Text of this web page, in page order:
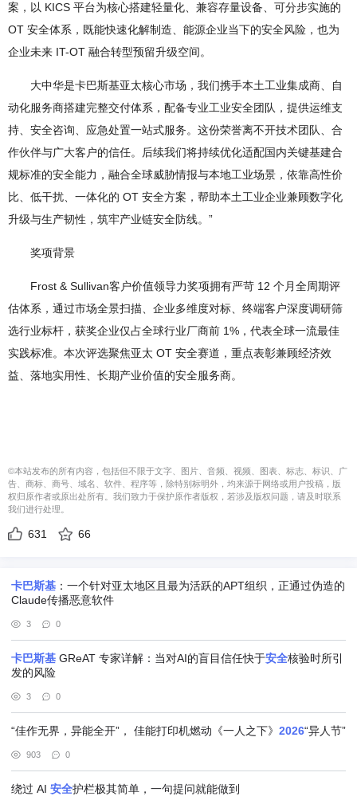
案，以 KICS 平台为核心搭建轻量化、兼容存量设备、可分步实施的
OT 安全体系，既能快速化解制造、能源企业当下的安全风险，也为
企业未来 IT-OT 融合转型预留升级空间。
大中华是卡巴斯基亚太核心市场，我们携手本土工业集成商、自
动化服务商搭建完整交付体系，配备专业工业安全团队，提供运维支
持、安全咨询、应急处置一站式服务。这份荣誉离不开技术团队、合
作伙伴与广大客户的信任。后续我们将持续优化适配国内关键基建合
规标准的安全能力，融合全球威胁情报与本地工业场景，依靠高性价
比、低干扰、一体化的 OT 安全方案，帮助本土工业企业兼顾数字化
升级与生产韧性，筑牢产业链安全防线。”
奖项背景
Frost & Sullivan客户价值领导力奖项拥有严苛 12 个月全周期评
估体系，通过市场全景扫描、企业多维度对标、终端客户深度调研筛
选行业标杆，获奖企业仅占全球行业厂商前 1%，代表全球一流最佳
实践标准。本次评选聚焦亚太 OT 安全赛道，重点表彰兼顾经济效
益、落地实用性、长期产业价值的安全服务商。
©本站发布的所有内容，包括但不限于文字、图片、音频、视频、图表、标志、标识、广
告、商标、商号、域名、软件、程序等，除特别标明外，均来源于网络或用户投稿，版
权归原作者或原出处所有。我们致力于保护原作者版权，若涉及版权问题，请及时联系
我们进行处理。
631 66
卡巴斯基 ：一个针对亚太地区且最为活跃的APT组织，正通过伪造的
Claude传播恶意软件
3 0
卡巴斯基 GReAT 专家详解：当对AI的盲目信任快于安全核验时所引
发的风险
3 0
“佳作无界，异能全开”， 佳能打印机燃动《一人之下》 2026“异人节”
903 0
绕过 AI 安全护栏极其简单，一句提问就能做到